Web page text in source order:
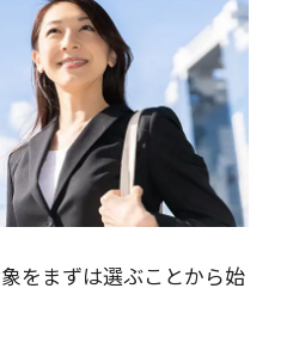
をまずは選ぶことから始